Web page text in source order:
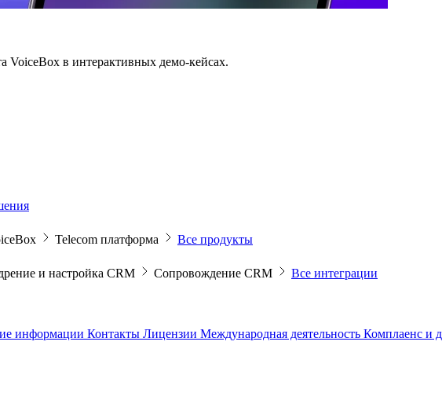
VoiceBox в интерактивных демо-кейсах.
Telecom платформа Все продукты
и настройка CRM Сопровождение CRM Все интеграции
информации Контакты Лицензии Международная деятельность Комплаенс и